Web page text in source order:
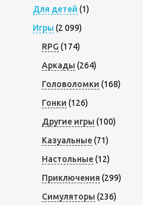
Для детей (1)
Игры (2 099)
RPG (174)
Аркады (264)
Головоломки (168)
Гонки (126)
Другие игры (100)
Казуальные(71)
Настольные(12)
Приключения (299)
Симуляторы (236)